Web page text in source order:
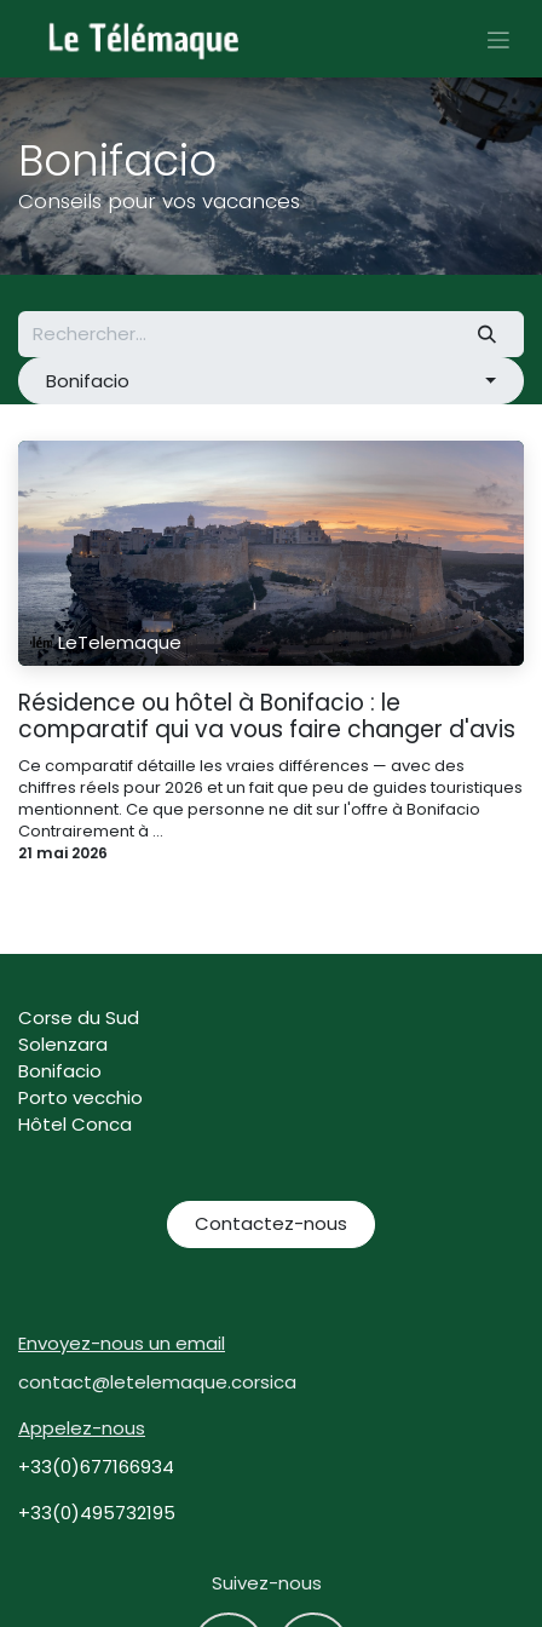
Bonifacio
Conseils pour vos vacances
Bonifacio
LeTelemaque
Résidence ou hôtel à Bonifacio : le
comparatif qui va vous faire changer d'avis
Ce comparatif détaille les vraies différences — avec des
chiffres réels pour 2026 et un fait que peu de guides touristiques
mentionnent. Ce que personne ne dit sur l'offre à Bonifacio
Contrairement à ...
21 mai 2026
Corse du Sud
Solenzara
Bonifacio
Porto vecchio
Hôtel Conca
Contactez-nous
Envoyez-nous un email
contact@letelemaque.corsica
Appelez-nous
+33(0)677166934
+33(0)495732195
Suivez-nous